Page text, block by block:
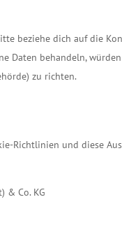
beziehe dich auf die
Daten behandeln,
zu richten.
Richtlinien und diese
& Co. KG